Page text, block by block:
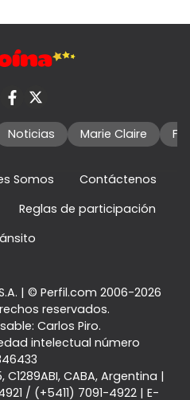
Noticias Marie Claire
Somos
Contáctenos
Reglas de participación
| © Perfil.com 2006-2026
reservados.
Carlos Piro.
intelectual número
, C1289ABI, CABA, Argentina |
/ (+5411) 7091-4922| E-